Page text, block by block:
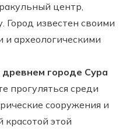
центр,
известен своими
и археологическими
городе Сура
прогуляться среди
сооружения и
красотой этой